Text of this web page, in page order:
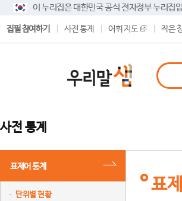
이 누리집은 대한민국 공식 전자정부 누리집
집필 참여하기 사전 통계 어휘 지도 작은
사전 통계
표제어 통계
단위별 현황
표